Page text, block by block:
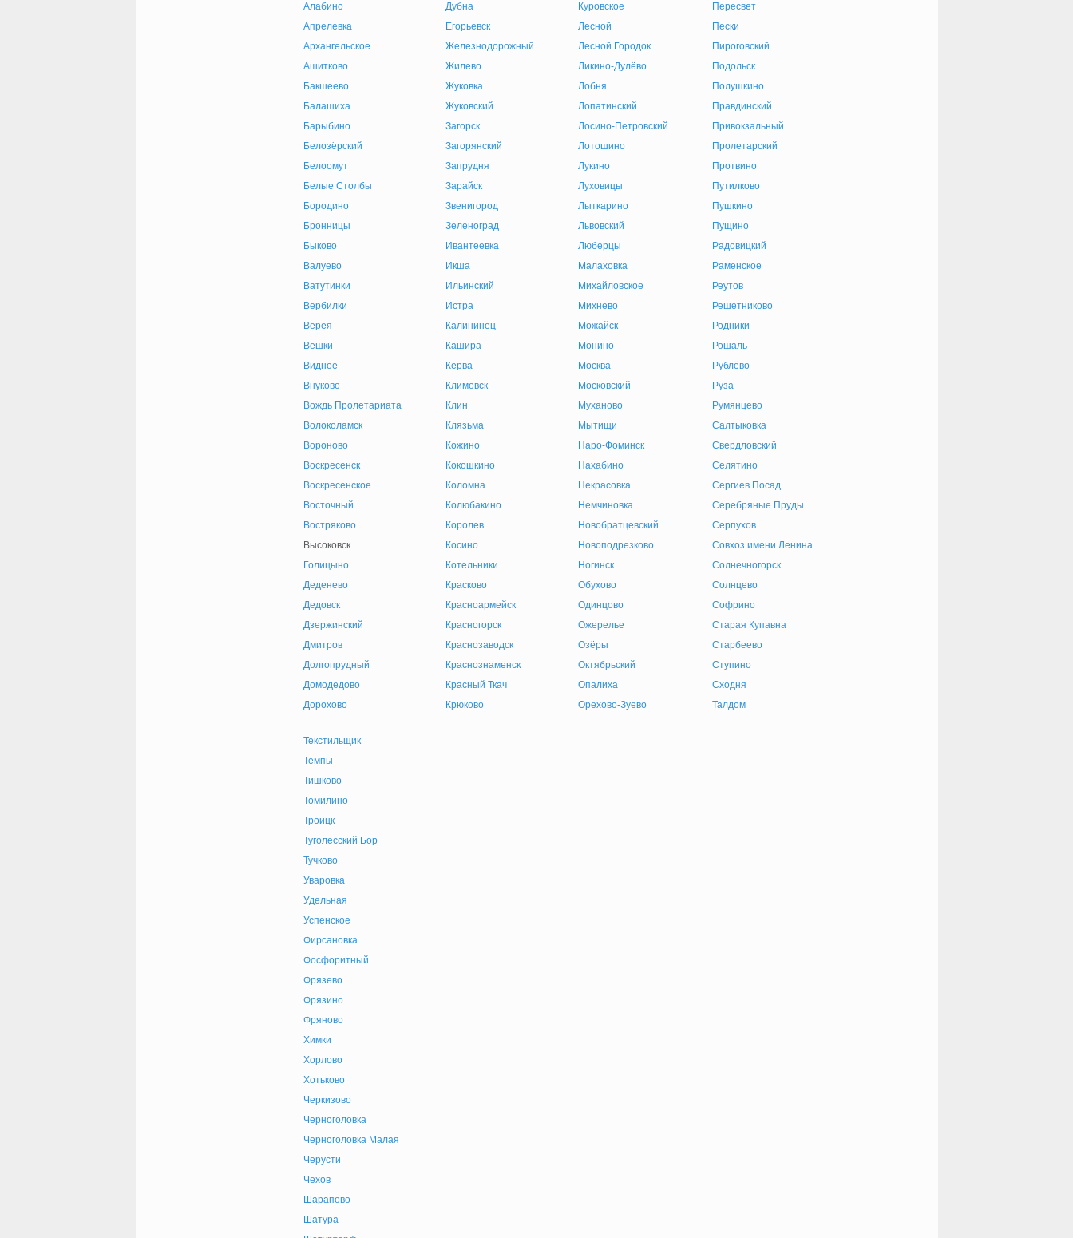
Алабино
Апрелевка
Архангельское
Ашитково
Бакшеево
Балашиха
Барыбино
Белозёрский
Белоомут
Белые Столбы
Бородино
Бронницы
Быково
Валуево
Ватутинки
Вербилки
Верея
Вешки
Видное
Внуково
Вождь Пролетариата
Волоколамск
Вороново
Воскресенск
Воскресенское
Восточный
Востряково
Высоковск
Голицыно
Деденево
Дедовск
Дзержинский
Дмитров
Долгопрудный
Домодедово
Дорохово
Дубна
Егорьевск
Железнодорожный
Жилево
Жуковка
Жуковский
Загорск
Загорянский
Запрудня
Зарайск
Звенигород
Зеленоград
Ивантеевка
Икша
Ильинский
Истра
Калининец
Кашира
Керва
Климовск
Клин
Клязьма
Кожино
Кокошкино
Коломна
Колюбакино
Королев
Косино
Котельники
Красково
Красноармейск
Красногорск
Краснозаводск
Краснознаменск
Красный Ткач
Крюково
Куровское
Лесной
Лесной Городок
Ликино-Дулёво
Лобня
Лопатинский
Лосино-Петровский
Лотошино
Лукино
Луховицы
Лыткарино
Львовский
Люберцы
Малаховка
Михайловское
Михнево
Можайск
Монино
Москва
Московский
Муханово
Мытищи
Наро-Фоминск
Нахабино
Некрасовка
Немчиновка
Новобратцевский
Новоподрезково
Ногинск
Обухово
Одинцово
Ожерелье
Озёры
Октябрьский
Опалиха
Орехово-Зуево
Пересвет
Пески
Пироговский
Подольск
Полушкино
Правдинский
Привокзальный
Пролетарский
Протвино
Путилково
Пушкино
Пущино
Радовицкий
Раменское
Реутов
Решетниково
Родники
Рошаль
Рублёво
Руза
Румянцево
Салтыковка
Свердловский
Селятино
Сергиев Посад
Серебряные Пруды
Серпухов
Совхоз имени Ленина
Солнечногорск
Солнцево
Софрино
Старая Купавна
Старбеево
Ступино
Сходня
Талдом
Текстильщик
Темпы
Тишково
Томилино
Троицк
Туголесский Бор
Тучково
Уваровка
Удельная
Успенское
Фирсановка
Фосфоритный
Фрязево
Фрязино
Фряново
Химки
Хорлово
Хотьково
Черкизово
Черноголовка
Черноголовка Малая
Черусти
Чехов
Шарапово
Шатура